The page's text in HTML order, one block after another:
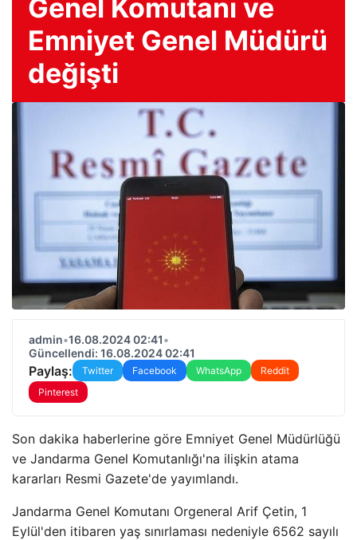
Genel Komutanı ve
Emniyet Genel Müdürü
değişti
admin•16.08.2024 02:41•
Güncellendi: 16.08.2024 02:41
Paylaş: Twitter Facebook WhatsApp
Reddit
Pinterest
Son dakika haberlerine göre Emniyet Genel Müdürlüğü
ve Jandarma Genel Komutanlığı'na ilişkin atama
kararları Resmi Gazete'de yayımlandı.
Jandarma Genel Komutanı Orgeneral Arif Çetin, 1
Eylül'den itibaren yaş sınırlaması nedeniyle 6562 sayılı